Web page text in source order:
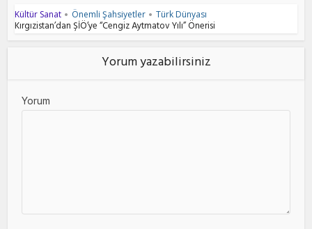
Kültür Sanat • Önemli Şahsiyetler • Türk Dünyası
Kırgızistan’dan ŞİÖ’ye “Cengiz Aytmatov Yılı” Önerisi
Yorum yazabilirsiniz
Yorum